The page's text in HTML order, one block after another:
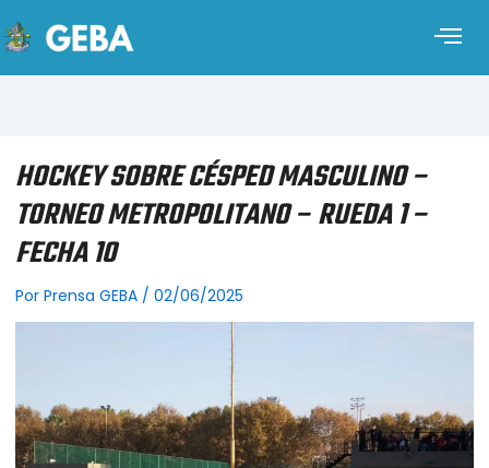
HOCKEY SOBRE CÉSPED MASCULINO –
TORNEO METROPOLITANO – RUEDA 1 –
FECHA 10
Por Prensa GEBA / 02/06/2025